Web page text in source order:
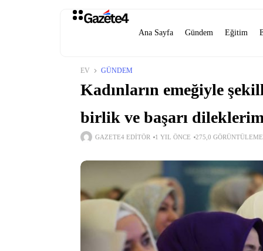
Ana Sayfa Gündem Eğitim
EV GÜNDEM
Kadınların emeğiyle
birlik ve başarı
GAZETE4 EDITÖR 1 YIL ÖNCE 275,0 GÖRÜNTÜLEME